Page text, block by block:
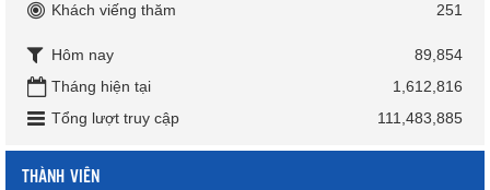
Khách viếng thăm
251
Hôm nay
89,854
Tháng hiện tại
1,612,816
Tổng lượt truy cập
111,483,885
THÀNH VIÊN